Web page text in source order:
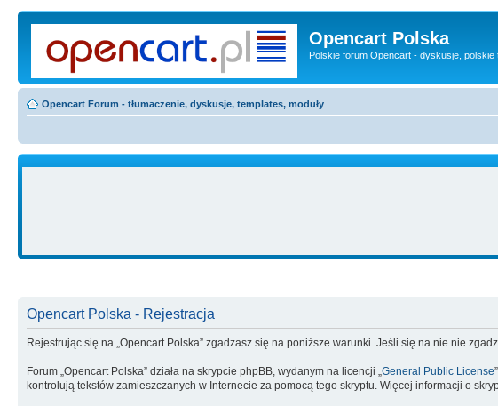
Opencart Polska
Polskie forum Opencart - dyskusje, polskie
Opencart Forum - tłumaczenie, dyskusje, templates, moduły
Opencart Polska - Rejestracja
Rejestrując się na „Opencart Polska” zgadzasz się na poniższe warunki. Jeśli się na nie nie
Forum „Opencart Polska” działa na skrypcie phpBB, wydanym na licencji „ General Public License
kontrolują tekstów zamieszczanych w Internecie za pomocą tego skryptu. Więcej informacji o